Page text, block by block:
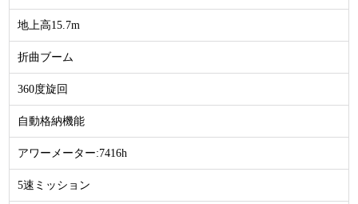
地上高15.7m
折曲ブーム
360度旋回
自動格納機能
アワーメーター:7416h
5速ミッション